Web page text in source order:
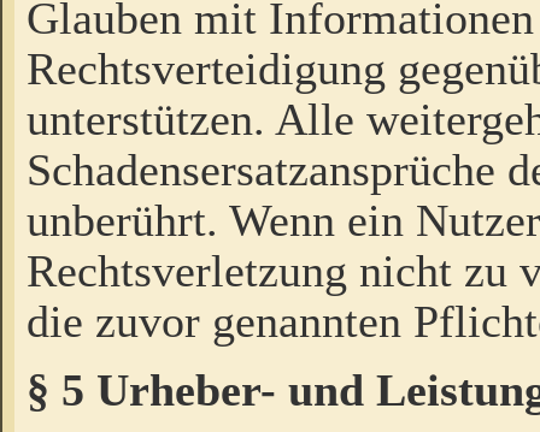
Glauben mit
Rechtsverteidigung
unterstützen. Alle
Schadensersatzansprüche
unberührt. Wenn ein
Rechtsverletzung nicht zu
die zuvor genannten
§ 5 Urheber- und